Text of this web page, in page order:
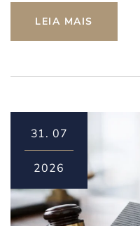
LEIA MAIS
31. 07
2026